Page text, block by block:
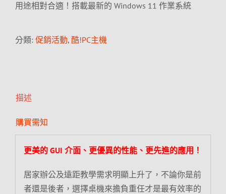
用途相對合適！搭載最新的 Windows 11 作業系統
分類: 促銷活動, 酷!PC主機
描述
購買需知
更美的 GUI 介面、更優異的性能、更先進的應用！
居家辦公及遠距教學需求明顯上升了，不論你是前
者還是後者，選擇桌機來擔負重任才是最有效率的